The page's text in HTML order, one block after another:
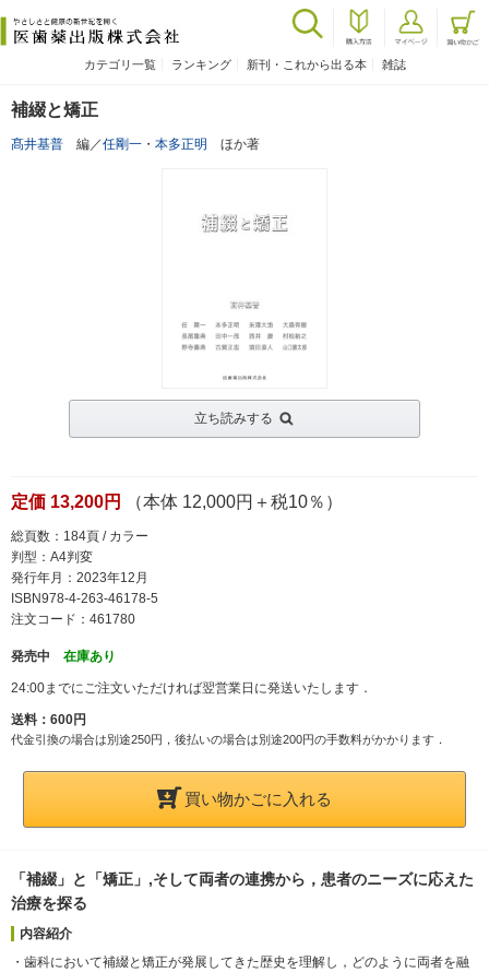
カテゴリ一覧 ランキング 新刊・これから出る本 雑誌
補綴と矯正
髙井基普 編／任剛一 ・ 本多正明 ほか著
立ち読みする
定価 13,200円 （本体 12,000円＋税10％）
総頁数：184頁 / カラー
判型：A4判変
発行年月：2023年12月
ISBN978-4-263-46178-5
注文コード：461780
発売中 在庫あり
24:00までにご注文いただければ翌営業日に発送いたします．
送料：600円
代金引換の場合は別途250円，後払いの場合は別途200円の手数料がかかります．
買い物かごに入れる
「補綴」と「矯正」,そして両者の連携から，患者のニーズに応えた
治療を探る
内容紹介
・歯科において補綴と矯正が発展してきた歴史を理解し，どのように両者を融